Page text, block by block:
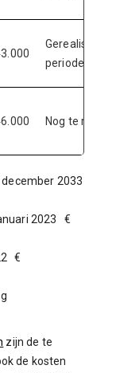
Gerealiseerd
periode
Nog te
2033
2023 €
€
zijn de te
de kosten